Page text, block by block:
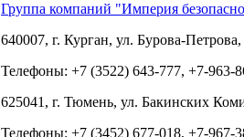
Группа компаний "Империя
640007, г. Курган, ул. Бурова-Петрова,
Телефоны: +7 (3522) 643-777, +7-963-
625041, г. Тюмень, ул. Бакинских
Телефоны: +7 (3452) 677-018, +7-967-